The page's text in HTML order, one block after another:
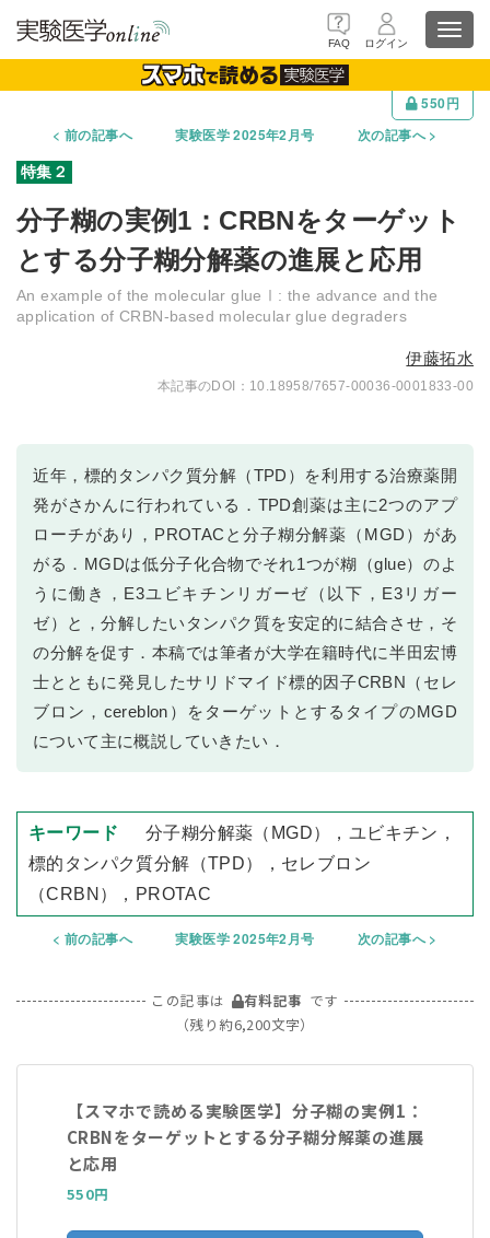
FAQ ログイン
550円
前の記事へ
実験医学 2025年2月号 次の記事へ
分子糊の実例1：CRBNをターゲット
とする分子糊分解薬の進展と応用
An example of the molecular glueⅠ: the advance and the
application of CRBN-based molecular glue degraders
伊藤拓水
10.18958/7657-00036-0001833-00
近年，標的タンパク質分解（TPD）を利用する治療薬開
発がさかんに行われている．TPD創薬は主に2つのアプ
ローチがあり，PROTACと分子糊分解薬（MGD）があ
がる．MGDは低分子化合物でそれ1つが糊（glue）のよ
うに働き，E3ユビキチンリガーゼ（以下，E3リガー
ゼ）と，分解したいタンパク質を安定的に結合させ，そ
の分解を促す．本稿では筆者が大学在籍時代に半田宏博
士とともに発見したサリドマイド標的因子CRBN（セレ
ブロン，cereblon）をターゲットとするタイプのMGD
について主に概説していきたい．
分子糊分解薬（MGD），ユビキチン，
標的タンパク質分解（TPD），セレブロン
（CRBN），PROTAC
前の記事へ 実験医学 2025年2月号 次の記事へ
この記事は 有料記事 です
（残り約6,200文字）
【スマホで読める実験医学】分子糊の実例1：
CRBNをターゲットとする分子糊分解薬の進展
と応用
550円